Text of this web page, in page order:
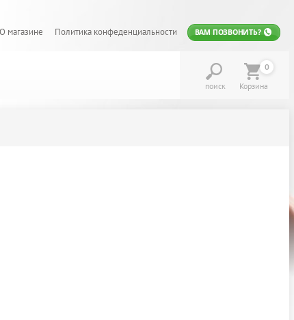
О магазине Политика конфеденциальности ВАМ ПОЗВОНИТЬ?
поиск
0
Корзина